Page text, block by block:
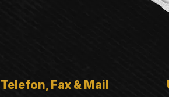
Telefon, Fax & Mail